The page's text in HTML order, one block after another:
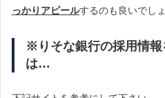
っかりアピールするのも良いでしょ
※りそな銀行の採用情報
は…